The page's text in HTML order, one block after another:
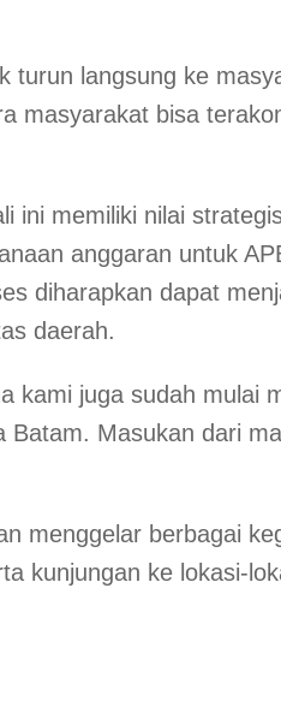
turun langsung ke
masyarakat bisa
ini memiliki nilai
anggaran untuk
diharapkan dapat
daerah.
kami juga sudah mulai
Batam. Masukan dari
menggelar berbagai
kunjungan ke lokasi-